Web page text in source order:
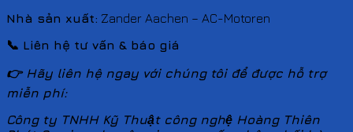
Nhà sản xuất: Zander Aachen – AC-Motoren
📞 Liên hệ tư vấn & báo giá
👉 Hãy liên hệ ngay với chúng tôi để được hỗ trợ
miễn phí:
Công ty TNHH Kỹ Thuật công nghệ Hoàng Thiên